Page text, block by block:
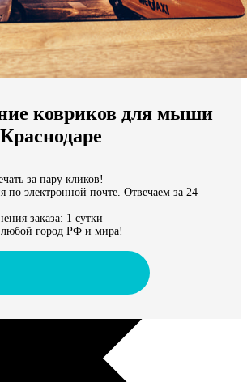
миру
ковриков для мыши
за пару кликов!
по электронной почте. Отвечаем за 24
заказа: 1 сутки
город РФ и мира!
цены